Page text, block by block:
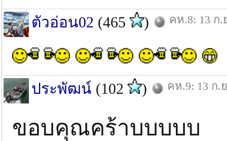
ตัวอ่อน02 (465 ) คห.8: 13 ก.
ประพัฒน์ (102 ) คห.9: 13 ก.
ขอบคุณคร้าบบบบบ